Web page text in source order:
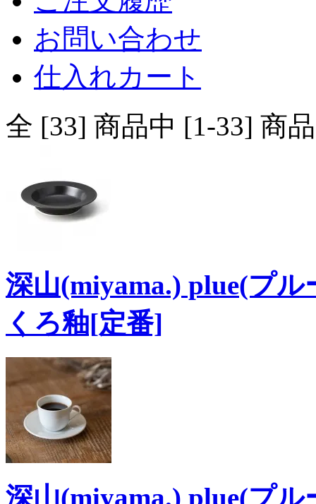
お問い合わせ
仕入れカート
全 [33] 商品中 [1-33] 商
深山(miyama.) plue(プ
くろ釉[定番]
深山(miyama.) plue(プ